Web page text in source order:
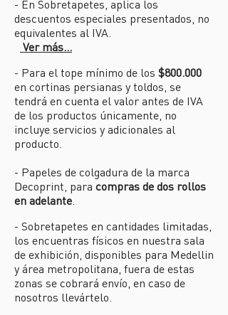
- En Sobretapetes, aplica los
descuentos especiales presentados, no
equivalentes al IVA.
Ver más...
- Para el tope mínimo de los $800.000
en cortinas persianas y toldos, se
tendrá en cuenta el valor antes de IVA
de los productos únicamente, no
incluye servicios y adicionales al
producto.
- Papeles de colgadura de la marca
Decoprint, para compras de dos rollos
en adelante.
- Sobretapetes en cantidades limitadas,
los encuentras físicos en nuestra sala
de exhibición, disponibles para Medellin
y área metropolitana, fuera de estas
zonas se cobrará envío, en caso de
nosotros llevártelo.